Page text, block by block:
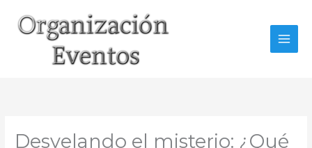
contenido
Desvelando el misterio: ¿Qué